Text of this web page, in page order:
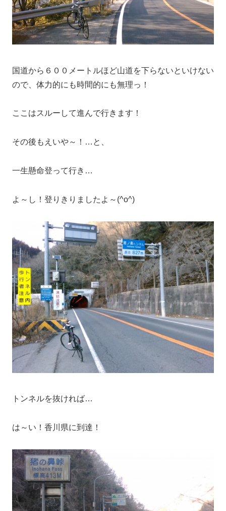
国道から６００メートルほど山道を下らないといけない
ので、体力的にも時間的にも無理っ！
ここはスルーして進んで行きます！
その後もえいや～！…と、
一生懸命登って行き…
よ～し！登りきりましたよ～(^o^)
トンネルを抜ければ…
は～い！香川県に到達！